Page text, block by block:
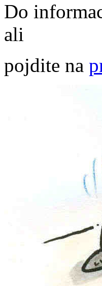
Do
ali
pojdite na